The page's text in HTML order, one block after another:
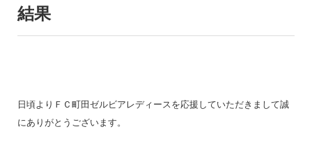
結果
日頃よりＦＣ町田ゼルビアレディースを応援していただきまして誠
にありがとうございます。